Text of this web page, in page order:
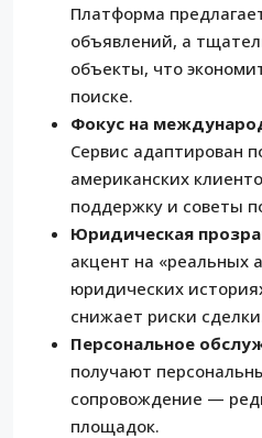
Платформа
объявлений, а
объекты, что
поиске.
Фокус на
Сервис адаптирован
американских
поддержку и советы
Юридическая
акцент на «реальных
юридических
снижает риски
Персональное
получают
сопровождение —
площадок.